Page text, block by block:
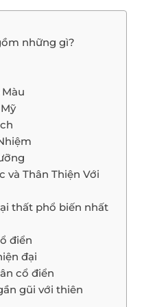
những gì?
và Thân Thiện Với
thất phổ biến nhất
điển
đại
cổ điển
gũi với thiên